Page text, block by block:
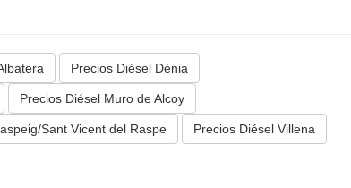
Precios Diésel Dénia
Precios Diésel Muro de Alcoy
Sant Vicent del Raspe Precios Diésel Villena